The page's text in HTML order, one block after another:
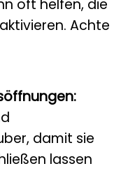
oft helfen, die
Achte
damit sie
lassen